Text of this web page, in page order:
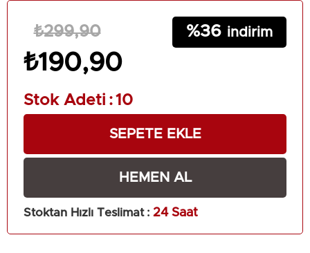
₺299,90
₺190,90
36
Stok Adeti :10
Stoktan Hızlı Teslimat : 24 Saat